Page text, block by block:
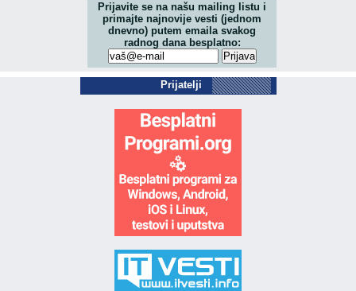
Prijavite se na našu mailing listu i
primajte najnovije vesti (jednom
dnevno) putem emaila svakog
radnog dana besplatno:
Prijatelji